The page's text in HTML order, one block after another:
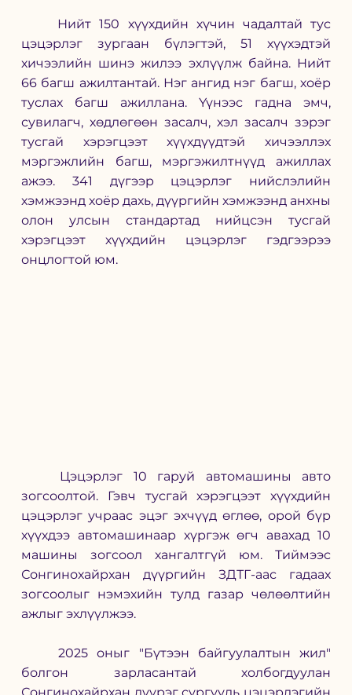
цэцэрлэг зургаан бүлэгтэй, 51 хүүхэдтэй
хичээлийн шинэ жилээ эхлүүлж байна. Нийт
66 багш ажилтантай. Нэг ангид нэг багш, хоёр
туслах багш ажиллана. Үүнээс гадна эмч,
сувилагч, хөдлөгөөн засалч, хэл засалч зэрэг
тусгай хэрэгцээт хүүхдүүдтэй хичээллэх
мэргэжлийн багш, мэргэжилтнүүд ажиллах
ажээ. 341 дүгээр цэцэрлэг нийслэлийн
хэмжээнд хоёр дахь, дүүргийн хэмжээнд анхны
олон улсын стандартад нийцсэн тусгай
хэрэгцээт хүүхдийн цэцэрлэг гэдгээрээ
онцлогтой юм.
зогсоолтой. Гэвч тусгай хэрэгцээт хүүхдийн
цэцэрлэг учраас эцэг эхчүүд өглөө, орой бүр
хүүхдээ автомашинаар хүргэж өгч авахад 10
машины зогсоол хангалтгүй юм. Тиймээс
Сонгинохайрхан дүүргийн ЗДТГ-аас гадаах
зогсоолыг нэмэхийн тулд газар чөлөөлтийн
ажлыг эхлүүлжээ.
	2025 оныг "Бүтээн байгуулалтын жил"
болгон зарласантай холбогдуулан
Сонгинохайрхан дүүрэг сургууль цэцэрлэгийн